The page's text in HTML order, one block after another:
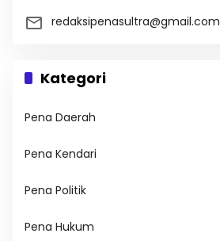
redaksipenasultra@gmail.com
Kategori
Pena Daerah
Pena Kendari
Pena Politik
Pena Hukum